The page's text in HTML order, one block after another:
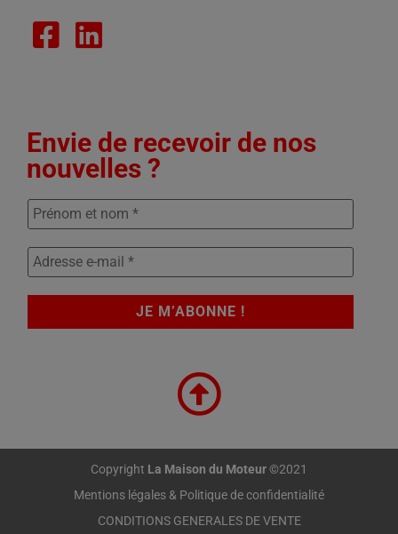
Envie de recevoir de nos
nouvelles ?
Copyright La Maison du Moteur©2021
Mentions légales & Politique de confidentialité
CONDITIONS GENERALES DE VENTE